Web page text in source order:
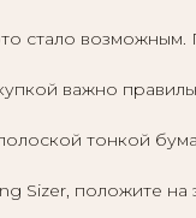
стало
важно
тонкой
Sizer, положите